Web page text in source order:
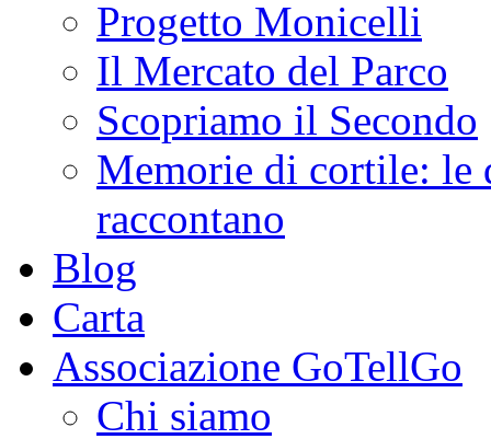
Progetto Monicelli
Il Mercato del Parco
Scopriamo il Secondo
Memorie di cortile: le
raccontano
Blog
Carta
Associazione GoTellGo
Chi siamo